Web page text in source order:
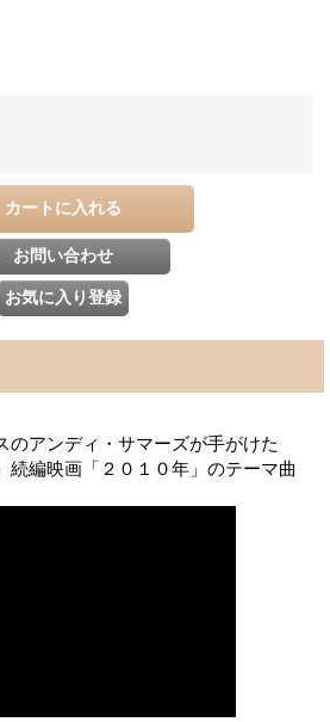
のアンディ・サマーズが手がけた
続編映画「２０１０年」のテーマ曲